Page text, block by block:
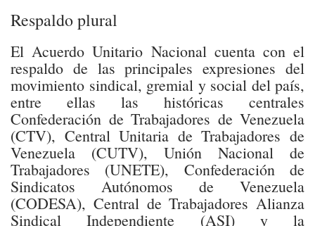
Respaldo plural
El Acuerdo Unitario Nacional cuenta con el
respaldo de las principales expresiones del
movimiento sindical, gremial y social del país,
entre ellas las históricas centrales
Confederación de Trabajadores de Venezuela
(CTV), Central Unitaria de Trabajadores de
Venezuela (CUTV), Unión Nacional de
Trabajadores (UNETE), Confederación de
Sindicatos Autónomos de Venezuela
(CODESA), Central de Trabajadores Alianza
Sindical Independiente (ASI) y la